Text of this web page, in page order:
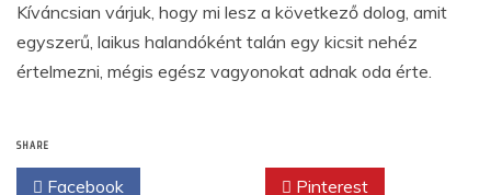
Kíváncsian várjuk, hogy mi lesz a következő dolog, amit
egyszerű, laikus halandóként talán egy kicsit nehéz
értelmezni, mégis egész vagyonokat adnak oda érte.
SHARE
Facebook Pinterest